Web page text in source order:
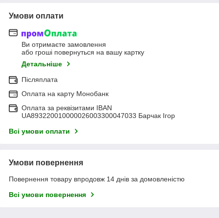
Умови оплати
Ви отримаєте замовлення
або гроші повернуться на вашу картку
Детальніше
Післяплата
Оплата на карту Монобанк
Оплата за реквізитами IBAN
UA893220010000026003300047033 Барчак Ігор
Всі умови оплати
Умови повернення
Повернення товару впродовж 14 днів за домовленістю
Всі умови повернення